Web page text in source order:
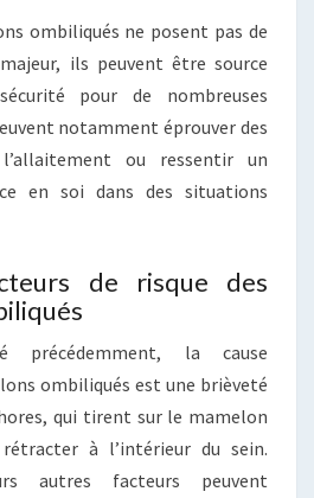
ombiliqués ne posent pas de
ils peuvent être source
pour de nombreuses
notamment éprouver des
ou ressentir un
en soi dans des situations
de risque des
précédemment, la cause
ombiliqués est une brièveté
qui tirent sur le mamelon
à l’intérieur du sein.
autres facteurs peuvent